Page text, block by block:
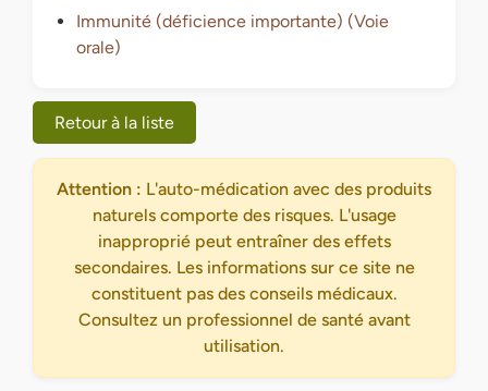
Immunité (déficience importante) (Voie
orale)
Retour à la liste
Attention : L'auto-médication avec des produits
naturels comporte des risques. L'usage
inapproprié peut entraîner des effets
secondaires. Les informations sur ce site ne
constituent pas des conseils médicaux.
Consultez un professionnel de santé avant
utilisation.